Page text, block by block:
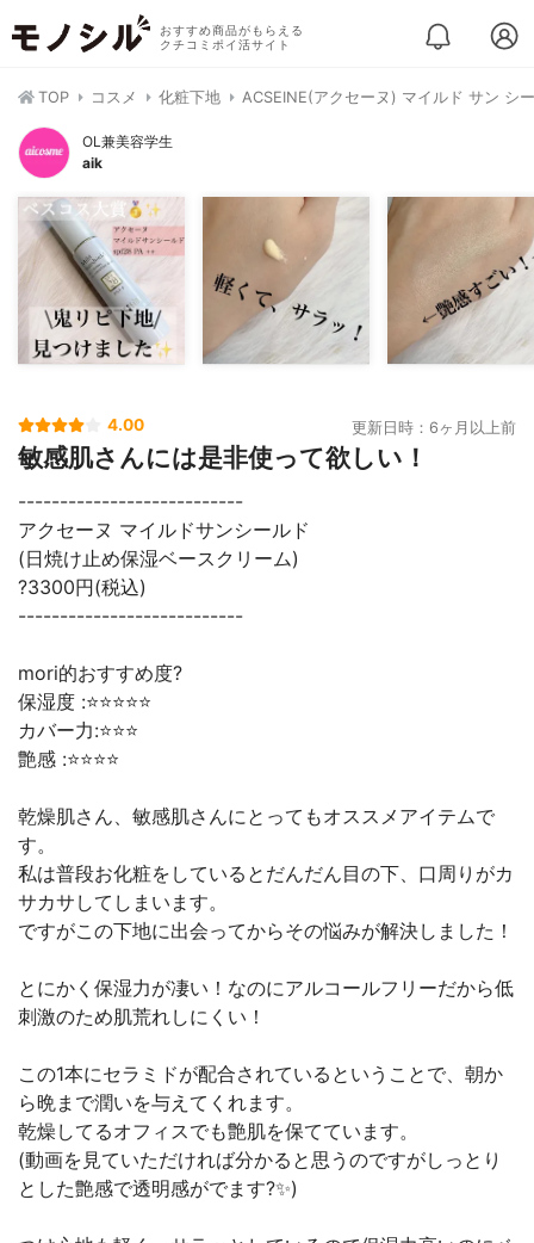
おすすめ商品がもらえる
クチコミポイ活サイト
TOP コスメ 化粧下地 ACSEINE(アクセーヌ) マイルド サン シ
OL兼美容学生
aik
4.00 更新日時：6ヶ月以上前
敏感肌さんには是非使って欲しい！
---------------------------
アクセーヌ マイルドサンシールド
(日焼け止め保湿ベースクリーム)
?3300円(税込)
---------------------------
mori的おすすめ度?
保湿度 :⭐️⭐️⭐️⭐️⭐️
カバー力:⭐️⭐️⭐️
艶感 :⭐️⭐️⭐️⭐️
乾燥肌さん、敏感肌さんにとってもオススメアイテムで
す。
私は普段お化粧をしているとだんだん目の下、口周りがカ
サカサしてしまいます。
ですがこの下地に出会ってからその悩みが解決しました！
とにかく保湿力が凄い！なのにアルコールフリーだから低
刺激のため肌荒れしにくい！
この1本にセラミドが配合されているということで、朝か
ら晩まで潤いを与えてくれます。
乾燥してるオフィスでも艶肌を保てています。
(動画を見ていただければ分かると思うのですがしっとり
とした艶感で透明感がでます?✨)